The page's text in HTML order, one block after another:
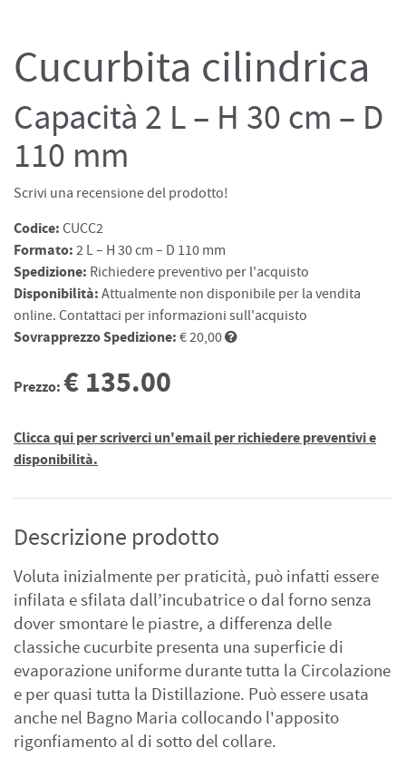
Cucurbita cilindrica
Capacità 2 L – H 30 cm – D
110 mm
Scrivi una recensione del prodotto!
Codice: CUCC2
Formato: 2 L – H 30 cm – D 110 mm
Spedizione: Richiedere preventivo per l'acquisto
Disponibilità: Attualmente non disponibile per la vendita
online. Contattaci per informazioni sull'acquisto
Sovrapprezzo Spedizione: € 20,00
Prezzo:€ 135.00
Clicca qui per scriverci un'email per richiedere preventivi e
disponibilità.
Descrizione prodotto
Voluta inizialmente per praticità, può infatti essere
infilata e sfilata dall’incubatrice o dal forno senza
dover smontare le piastre, a differenza delle
classiche cucurbite presenta una superficie di
evaporazione uniforme durante tutta la Circolazione
e per quasi tutta la Distillazione. Può essere usata
anche nel Bagno Maria collocando l'apposito
rigonfiamento al di sotto del collare.